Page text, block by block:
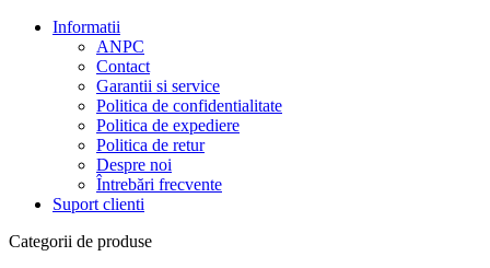
Informatii
ANPC
Contact
Garantii si service
Politica de confidentialitate
Politica de expediere
Politica de retur
Despre noi
Întrebări frecvente
Suport clienti
Categorii de produse